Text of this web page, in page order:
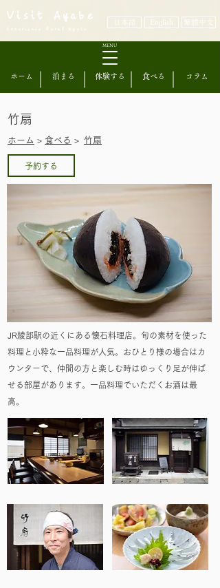
Visit Ayabe
日本語
Experience Rural Kyoto
English 繁體中文
MENU
泊まる 体験する 食べる コラム
ホーム
竹扇
​ホーム > 食べる > 竹扇
予約する
JR綾部駅の近くにある懐石料理店。旬の素材を使った
料理と小粋な一品料理が人気。おひとり様の場合はカ
ウンターで、仲間の方と楽しむ時はゆっくり足が伸ば
せる部屋があります。一品料理でいただくお酒は最
高。